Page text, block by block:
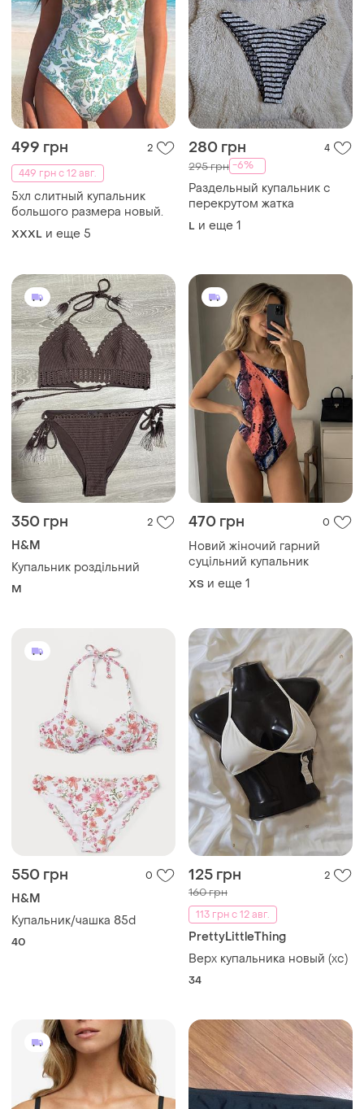
499 грн
2
449 грн с 12 авг.
5хл слитный купальник
большого размера новый.
XXXL и еще 5
280 грн 4
295 грн -6%
Раздельный купальник с
перекрутом жатка
L и еще 1
350 грн 2
H&M
Купальник роздільний
M
470 грн 0
Новий жіночий гарний
суцільний купальник
ХS и еще 1
550 грн 0
H&M
Купальник/чашка 85d
40
125 грн 2
160 грн
113 грн с 12 авг.
PrettyLittleThing
Верх купальника новый (хс)
34